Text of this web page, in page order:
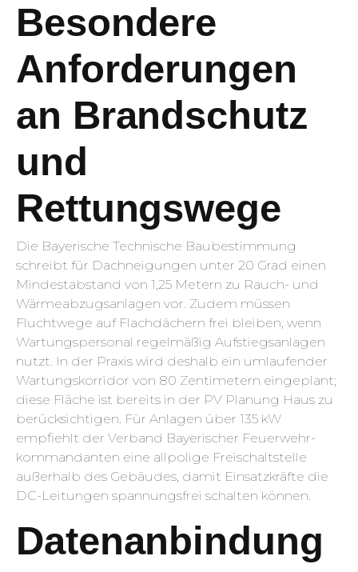
Besondere
Anforderungen
an Brandschutz
und
Rettungswege
Die Bayerische Technische Baubestimmung
schreibt für Dachneigungen unter 20 Grad einen
Mindestabstand von 1,25 Metern zu Rauch- und
Wärmeabzugsanlagen vor. Zudem müssen
Fluchtwege auf Flachdächern frei bleiben, wenn
Wartungspersonal regelmäßig Aufstiegsanlagen
nutzt. In der Praxis wird deshalb ein umlaufender
Wartungskorridor von 80 Zentimetern eingeplant;
diese Fläche ist bereits in der PV Planung Haus zu
berücksichtigen. Für Anlagen über 135 kW
empfiehlt der Verband Bayerischer Feuerwehr­
kommandanten eine allpolige Freischaltstelle
außerhalb des Gebäudes, damit Einsatzkräfte die
DC-Leitungen spannungsfrei schalten können.
Datenanbindung